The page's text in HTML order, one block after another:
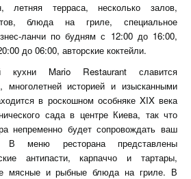
летняя терраса, несколько залов,
блюда на гриле, специальное
ланчи по будням с 12:00 до 16:00,
до 06:00, авторские коктейли.
кухни Mario Restaurant славится
многолетней историей и изысканными
в роскошном особняке XIX века
сада в центре Киева, так что
непременно будет сопровождать ваш
В меню ресторана представлены
антипасти, карпаччо и тартары,
мясные и рыбные блюда на гриле. В